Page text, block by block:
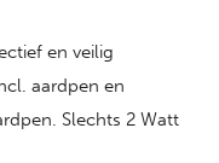
en veilig
aardpen en
Slechts 2 Watt